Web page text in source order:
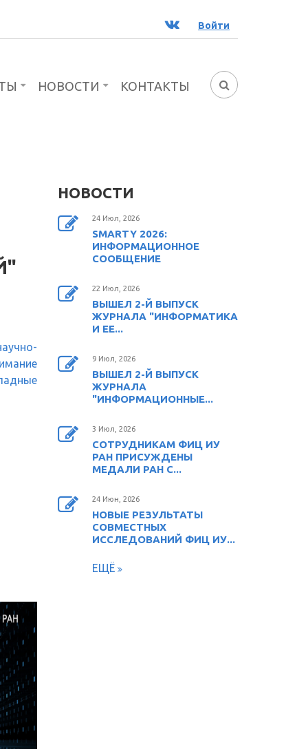
ВК Войти
ФОРМА
НОВОСТИ КОНТАКТЫ
НОВОСТИ
24 Июл, 2026
SMARTY 2026:
ИНФОРМАЦИОННОЕ
СООБЩЕНИЕ
22 Июл, 2026
ВЫШЕЛ 2-Й ВЫПУСК
ЖУРНАЛА "ИНФОРМАТИКА
И ЕЕ...
9 Июл, 2026
ВЫШЕЛ 2-Й ВЫПУСК
ЖУРНАЛА
"ИНФОРМАЦИОННЫЕ...
3 Июл, 2026
СОТРУДНИКАМ ФИЦ ИУ
РАН ПРИСУЖДЕНЫ
МЕДАЛИ РАН С...
24 Июн, 2026
НОВЫЕ РЕЗУЛЬТАТЫ
СОВМЕСТНЫХ
ИССЛЕДОВАНИЙ ФИЦ ИУ...
ЕЩЁ